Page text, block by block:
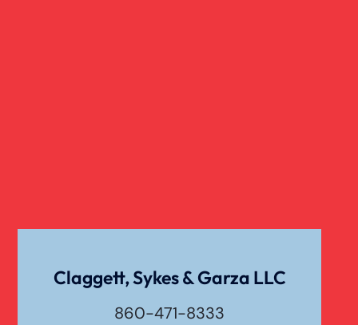
Claggett, Sykes & Garza LLC
860-471-8333